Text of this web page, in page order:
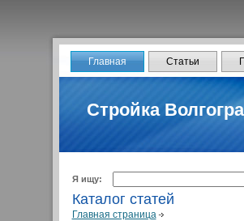
Главная Статьи
Стройка
Я ищу:
Каталог статей
Главная страница